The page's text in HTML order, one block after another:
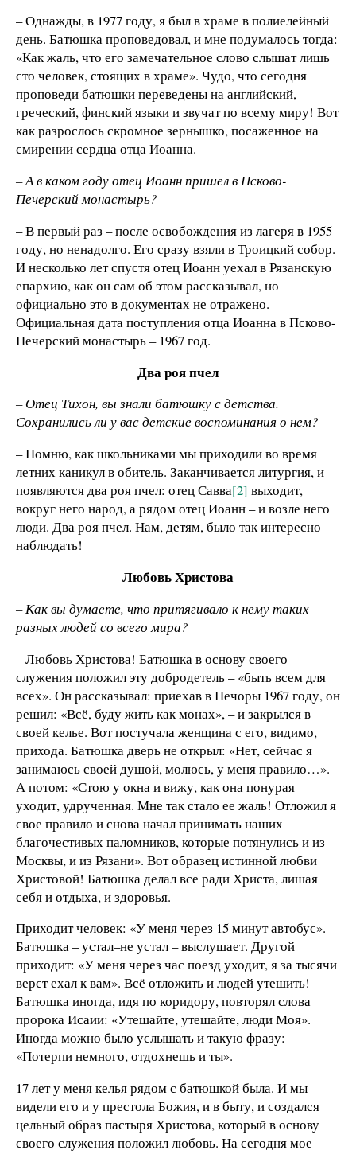
– Однажды, в 1977 году, я был в храме в полиелейный
день. Батюшка проповедовал, и мне подумалось тогда:
«Как жаль, что его замечательное слово слышат лишь
сто человек, стоящих в храме». Чудо, что сегодня
проповеди батюшки переведены на английский,
греческий, финский языки и звучат по всему миру! Вот
как разрослось скромное зернышко, посаженное на
смирении сердца отца Иоанна.
– А в каком году отец Иоанн пришел в Псково-
Печерский монастырь?
– В первый раз – после освобождения из лагеря в 1955
году, но ненадолго. Его сразу взяли в Троицкий собор.
И несколько лет спустя отец Иоанн уехал в Рязанскую
епархию, как он сам об этом рассказывал, но
официально это в документах не отражено.
Официальная дата поступления отца Иоанна в Псково-
Печерский монастырь – 1967 год.
Два роя пчел
– Отец Тихон, вы знали батюшку с детства.
Сохранились ли у вас детские воспоминания о нем?
– Помню, как школьниками мы приходили во время
летних каникул в обитель. Заканчивается литургия, и
появляются два роя пчел: отец Савва[2] выходит,
вокруг него народ, а рядом отец Иоанн – и возле него
люди. Два роя пчел. Нам, детям, было так интересно
наблюдать!
Любовь Христова
– Как вы думаете, что притягивало к нему таких
разных людей со всего мира?
– Любовь Христова! Батюшка в основу своего
служения положил эту добродетель – «быть всем для
всех». Он рассказывал: приехав в Печоры 1967 году, он
решил: «Всё, буду жить как монах», – и закрылся в
своей келье. Вот постучала женщина с его, видимо,
прихода. Батюшка дверь не открыл: «Нет, сейчас я
занимаюсь своей душой, молюсь, у меня правило…».
А потом: «Стою у окна и вижу, как она понурая
уходит, удрученная. Мне так стало ее жаль! Отложил я
свое правило и снова начал принимать наших
благочестивых паломников, которые потянулись и из
Москвы, и из Рязани». Вот образец истинной любви
Христовой! Батюшка делал все ради Христа, лишая
себя и отдыха, и здоровья.
Приходит человек: «У меня через 15 минут автобус».
Батюшка – устал–не устал – выслушает. Другой
приходит: «У меня через час поезд уходит, я за тысячи
верст ехал к вам». Всё отложить и людей утешить!
Батюшка иногда, идя по коридору, повторял слова
пророка Исаии: «Утешайте, утешайте, люди Моя».
Иногда можно было услышать и такую фразу:
«Потерпи немного, отдохнешь и ты».
17 лет у меня келья рядом с батюшкой была. И мы
видели его и у престола Божия, и в быту, и создался
цельный образ пастыря Христова, который в основу
своего служения положил любовь. На сегодня мое